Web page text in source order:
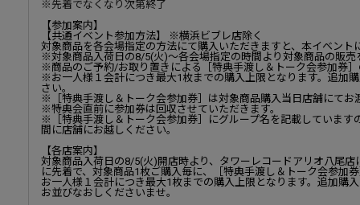
※先着でなくなり次第終了
【参加案内】
【共通イベント参加方法】 ※横浜ビブレ店除く
対象商品を各会場指定の方法にて購入いただきますと、本イベント
※対象商品入荷日の8/5(火)～各会場指定の時間より対象商品の販売
※商品のご予約/お取り置きによる［特典手渡し＆トーク会参加券
※お一人様１会計につき最大1枚までの購入上限となります。追加
さい。
※［特典手渡し＆トーク会参加券］は対象商品購入当日店舗にてお
※特典会直前に参加券は回収させていただきます。
※［特典手渡し＆トーク会参加券］にグループ名を記載しています
間に店舗にお越しください。
【各店案内】
対象商品入荷日の8/5(火)開店時より、タワーレコードアリオ八尾
に先着で、対象商品1枚ご購入毎に、［特典手渡し＆トーク会参加
お一人様１会計につき最大1枚までの購入上限となります。追加購
お並びなおしくださいませ。